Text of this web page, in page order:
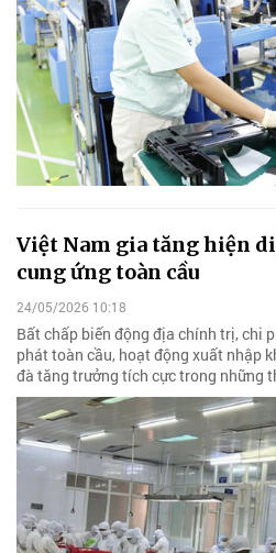
Việt Nam gia tăng hiện
cung ứng toàn cầu
24/05/2026 10:18
Bất chấp biến động địa chính trị, chi
phát toàn cầu, hoạt động xuất nhập
đà tăng trưởng tích cực trong những